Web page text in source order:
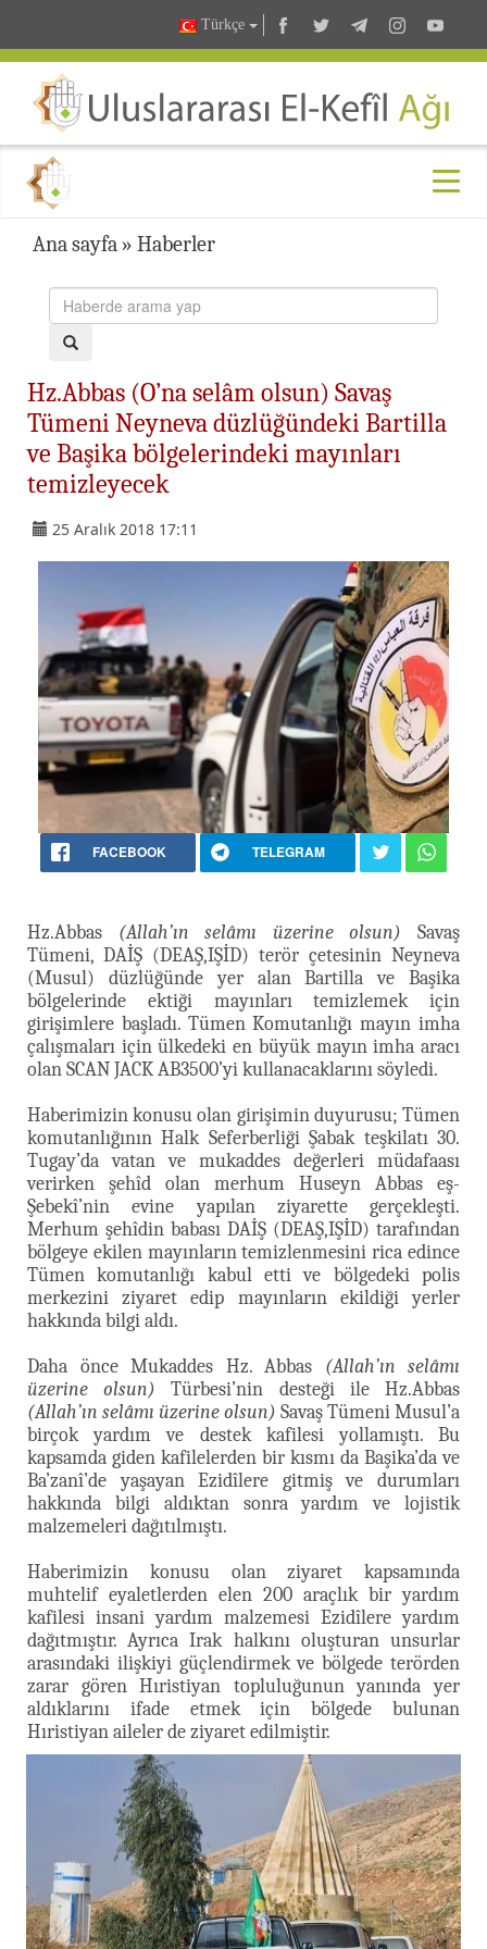
Türkçe
Ana sayfa » Haberler
Hz.Abbas (O’na selâm olsun) Savaş
Tümeni Neyneva düzlüğündeki Bartilla
ve Başika bölgelerindeki mayınları
temizleyecek
25 Aralık 2018 17:11
FACEBOOK TELEGRAM
Hz.Abbas (Allah’ın selâmı üzerine olsun) Savaş
Tümeni, DAİŞ (DEAŞ,IŞİD) terör çetesinin Neyneva
(Musul) düzlüğünde yer alan Bartilla ve Başika
bölgelerinde ektiği mayınları temizlemek için
girişimlere başladı. Tümen Komutanlığı mayın imha
çalışmaları için ülkedeki en büyük mayın imha aracı
olan SCAN JACK AB3500’yi kullanacaklarını söyledi.
Haberimizin konusu olan girişimin duyurusu; Tümen
komutanlığının Halk Seferberliği Şabak teşkilatı 30.
Tugay’da vatan ve mukaddes değerleri müdafaası
verirken şehîd olan merhum Huseyn Abbas eş-
Şebekî’nin evine yapılan ziyarette gerçekleşti.
Merhum şehîdin babası DAİŞ (DEAŞ,IŞİD) tarafından
bölgeye ekilen mayınların temizlenmesini rica edince
Tümen komutanlığı kabul etti ve bölgedeki polis
merkezini ziyaret edip mayınların ekildiği yerler
hakkında bilgi aldı.
Daha önce Mukaddes Hz. Abbas (Allah’ın selâmı
üzerine olsun) Türbesi’nin desteği ile Hz.Abbas
(Allah’ın selâmı üzerine olsun) Savaş Tümeni Musul’a
birçok yardım ve destek kafilesi yollamıştı. Bu
kapsamda giden kafilelerden bir kısmı da Başika’da ve
Ba’zanî’de yaşayan Ezidîlere gitmiş ve durumları
hakkında bilgi aldıktan sonra yardım ve lojistik
malzemeleri dağıtılmıştı.
Haberimizin konusu olan ziyaret kapsamında
muhtelif eyaletlerden elen 200 araçlık bir yardım
kafilesi insani yardım malzemesi Ezidîlere yardım
dağıtmıştır. Ayrıca Irak halkını oluşturan unsurlar
arasındaki ilişkiyi güçlendirmek ve bölgede terörden
zarar gören Hıristiyan topluluğunun yanında yer
aldıklarını ifade etmek için bölgede bulunan
Hıristiyan aileler de ziyaret edilmiştir.